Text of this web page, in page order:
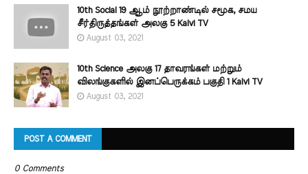
10th Social 19 ஆம் நூற்றாண்டில் சமூக, சமய
சீர்திருத்தங்கள் அலகு 5 Kalvi TV
August 03, 2021
10th Science அலகு 17 தாவரங்கள் மற்றும்
விலங்குகளில் இனப்பெருக்கம் பகுதி 1 Kalvi TV
August 03, 2021
POST A COMMENT
0 Comments